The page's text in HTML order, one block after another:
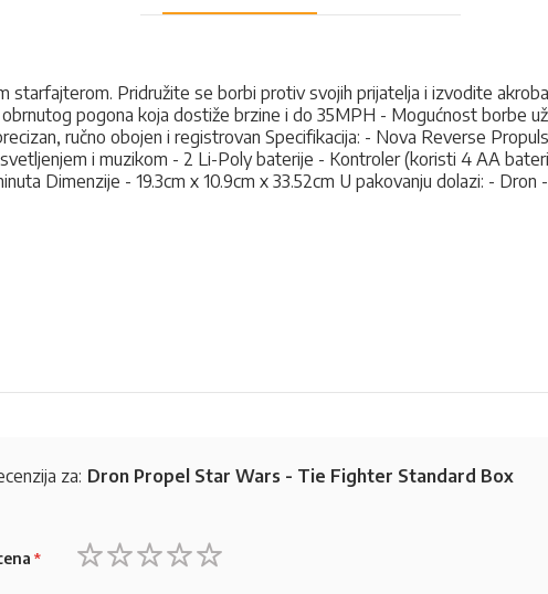
Pridružite se borbi protiv svojih prijatelja i izvodite
pogona koja dostiže brzine i do 35MPH - Mogućnost borbe
ručno obojen i registrovan Specifikacija: - Nova Reverse
i muzikom - 2 Li-Poly baterije - Kontroler (koristi 4 AA
Dimenzije - 19.3cm x 10.9cm x 33.52cm U pakovanju dolazi: -
za: Dron Propel Star Wars - Tie Fighter Standard Box